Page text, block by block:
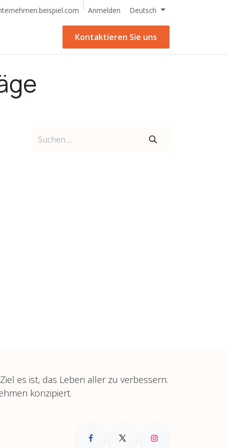
Anmelden Deutsch
Kontaktieren Sie uns
es ist, das Leben aller zu verbessern.
konzipiert.